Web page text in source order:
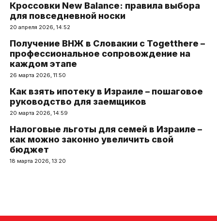
Кроссовки New Balance: правила выбора
для повседневной носки
20 апреля 2026, 14:52
Получение ВНЖ в Словакии с Togetthere –
профессиональное сопровождение на
каждом этапе
26 марта 2026, 11:50
Как взять ипотеку в Израиле – пошаговое
руководство для заемщиков
20 марта 2026, 14:59
Налоговые льготы для семей в Израиле –
как можно законно увеличить свой
бюджет
18 марта 2026, 13:20